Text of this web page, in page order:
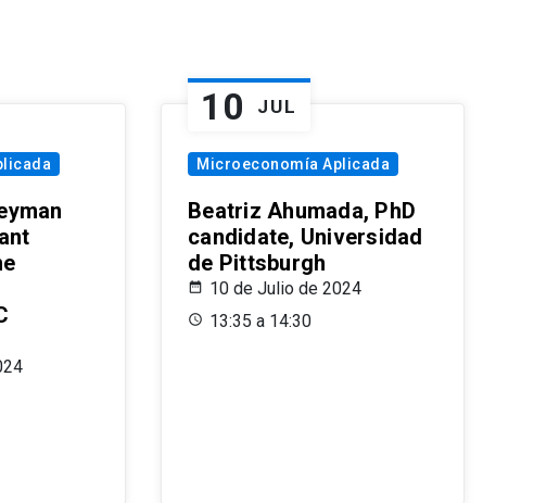
10 JUL
Microeconomía Aplicada
Beatriz Ahumada, PhD
candidate, Universidad
de Pittsburgh
10 de Julio de 2024
13:35 a 14:30